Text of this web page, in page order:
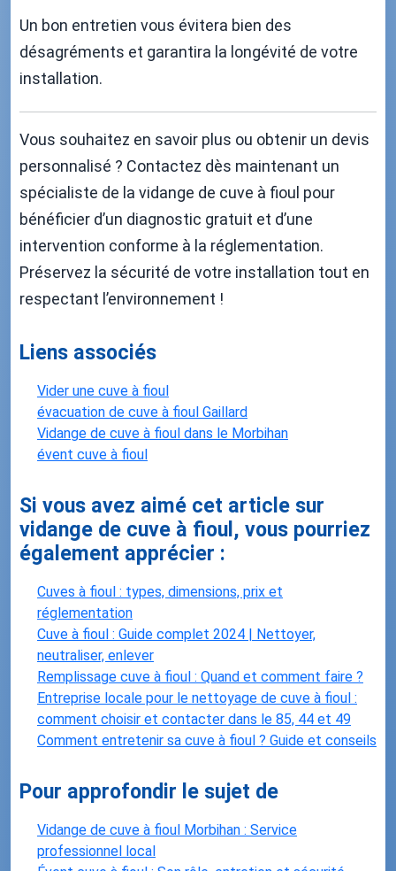
Un bon entretien vous évitera bien des
désagréments et garantira la longévité de votre
installation.
Vous souhaitez en savoir plus ou obtenir un devis
personnalisé ? Contactez dès maintenant un
spécialiste de la vidange de cuve à fioul pour
bénéficier d’un diagnostic gratuit et d’une
intervention conforme à la réglementation.
Préservez la sécurité de votre installation tout en
respectant l’environnement !
Liens associés
Vider une cuve à fioul
évacuation de cuve à fioul Gaillard
Vidange de cuve à fioul dans le Morbihan
évent cuve à fioul
Si vous avez aimé cet article sur
vidange de cuve à fioul, vous pourriez
également apprécier :
Cuves à fioul : types, dimensions, prix et
réglementation
Cuve à fioul : Guide complet 2024 | Nettoyer,
neutraliser, enlever
Remplissage cuve à fioul : Quand et comment faire ?
Entreprise locale pour le nettoyage de cuve à fioul :
comment choisir et contacter dans le 85, 44 et 49
Comment entretenir sa cuve à fioul ? Guide et conseils
Pour approfondir le sujet de
Vidange de cuve à fioul Morbihan : Service
professionnel local